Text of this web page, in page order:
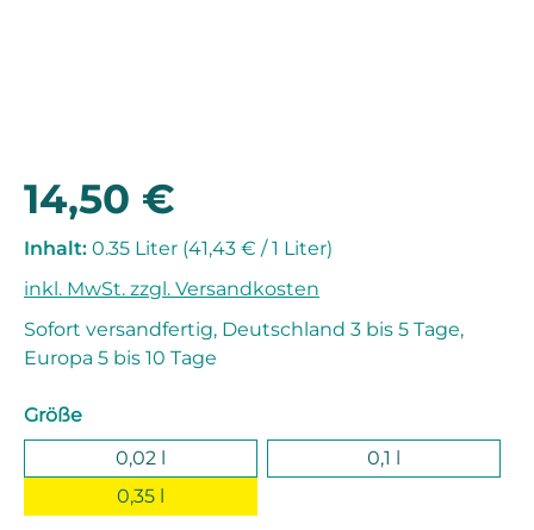
Regulärer Preis:
14,50 €
Inhalt: 0.35 Liter (41,43 € / 1 Liter)
inkl. MwSt. zzgl. Versandkosten
Sofort versandfertig, Deutschland 3 bis 5 Tage,
Europa 5 bis 10 Tage
Größeauswählen
0,02 l
0,1 l
0,35 l